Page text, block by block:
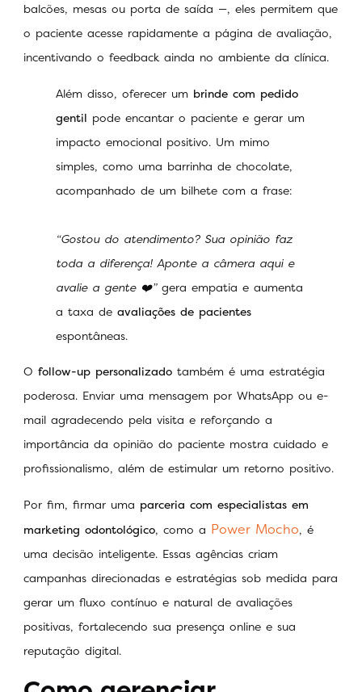
balcões, mesas ou porta de saída —, eles permitem que
o paciente acesse rapidamente a página de avaliação,
incentivando o feedback ainda no ambiente da clínica.
Além disso, oferecer um brinde com pedido
gentil pode encantar o paciente e gerar um
impacto emocional positivo. Um mimo
simples, como uma barrinha de chocolate,
acompanhado de um bilhete com a frase:
“Gostou do atendimento? Sua opinião faz
toda a diferença! Aponte a câmera aqui e
avalie a gente ❤️”gera empatia e aumenta
a taxa de avaliações de pacientes
espontâneas.
O follow-up personalizado também é uma estratégia
poderosa. Enviar uma mensagem por WhatsApp ou e-
mail agradecendo pela visita e reforçando a
importância da opinião do paciente mostra cuidado e
profissionalismo, além de estimular um retorno positivo.
Por fim, firmar uma parceria com especialistas em
marketing odontológico, como a Power Mocho, é
uma decisão inteligente. Essas agências criam
campanhas direcionadas e estratégias sob medida para
gerar um fluxo contínuo e natural de avaliações
positivas, fortalecendo sua presença online e sua
reputação digital.